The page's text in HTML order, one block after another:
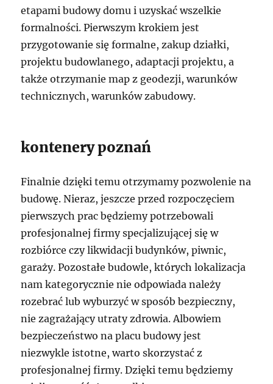
etapami budowy domu i uzyskać wszelkie
formalności. Pierwszym krokiem jest
przygotowanie się formalne, zakup działki,
projektu budowlanego, adaptacji projektu, a
także otrzymanie map z geodezji, warunków
technicznych, warunków zabudowy.
kontenery poznań
Finalnie dzięki temu otrzymamy pozwolenie na
budowę. Nieraz, jeszcze przed rozpoczęciem
pierwszych prac będziemy potrzebowali
profesjonalnej firmy specjalizującej się w
rozbiórce czy likwidacji budynków, piwnic,
garaży. Pozostałe budowle, których lokalizacja
nam kategorycznie nie odpowiada należy
rozebrać lub wyburzyć w sposób bezpieczny,
nie zagrażający utraty zdrowia. Albowiem
bezpieczeństwo na placu budowy jest
niezwykle istotne, warto skorzystać z
profesjonalnej firmy. Dzięki temu będziemy